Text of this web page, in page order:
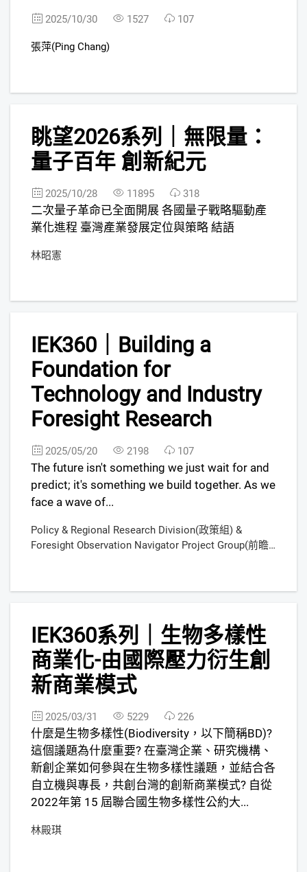
2025/10/30 1527 107
張萍(Ping Chang)
5
FREE眺望2026系列｜無限量：
量子百年 創新紀元
2025/10/28 11895 318
二次量子革命已全面開展 各國量子戰略驅動產
業化進程 臺灣產業發展定位與策略 結語
林昭憲
6
FREEIEK360｜Building a
Foundation for
Technology and Industry
Foresight Research
2025/05/20 2198 107
The future isn't something we just wait for and
predict; it's something we build together. As we
face a wave of...
Policy & Regional Research Division(政策組) &
Foresight Observation Navigator Project Group(前瞻
7
FREEIEK360系列｜生物多樣性
商業化-由國際壓力衍生創
新商業模式
2025/03/31 5229 226
什麼是生物多樣性(Biodiversity，以下簡稱BD)?
這個議題為什麼重要? 在臺灣企業、研究機構、
新創企業如何參與在生物多樣性議題，並結合各
自立機與專長，共創台灣的創新商業模式? 自從
2022年第 15 屆聯合國生物多樣性公約大...
林殿琪